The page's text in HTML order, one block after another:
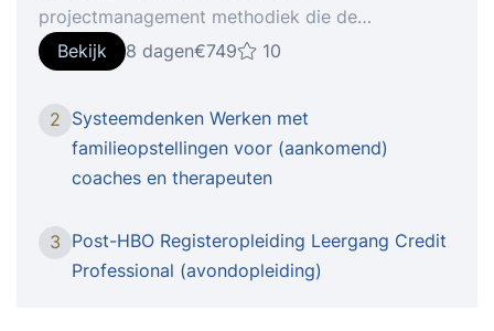
projectmanagement methodiek die de
professionalisering van projecten vergroot. In de
training PRINCE2® Foundation wordt ingegaan
PRINCE2®. PRINCE2® is in 1980 door Pink
Elephant op de Nederlandse markt gebracht en
heeft zich ontwikkeld tot een belangrijke
organisaties in binnen en buitenland. Na deze
online training training (inclusief APMG examen)
Bekijk 8 dagen€749 10
2 Systeemdenken Werken met
familieopstellingen voor (aankomend)
coaches en therapeuten
3 Post-HBO Registeropleiding Leergang Credit
Professional (avondopleiding)